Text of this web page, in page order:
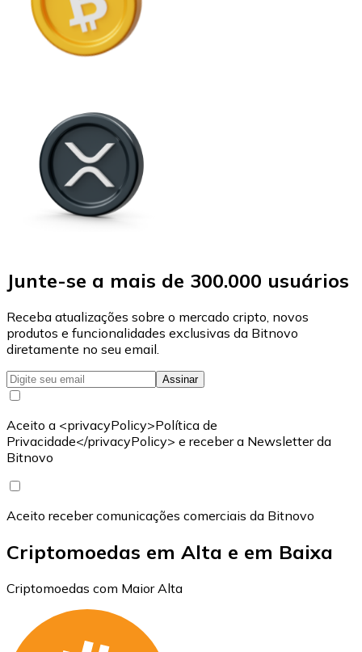
Junte-se a mais de 300.000 usuários
Receba atualizações sobre o mercado cripto, novos
produtos e funcionalidades exclusivas da Bitnovo
diretamente no seu email.
Assinar
Aceito a <privacyPolicy>Política de
Privacidade</privacyPolicy> e receber a Newsletter da
Bitnovo
Aceito receber comunicações comerciais da Bitnovo
Criptomoedas em Alta e em Baixa
Criptomoedas com Maior Alta